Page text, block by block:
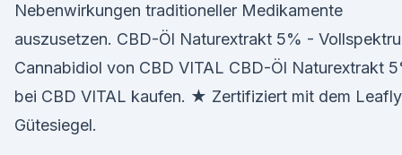
Nebenwirkungen traditioneller Medikamente
auszusetzen. CBD-Öl Naturextrakt 5% -
Cannabidiol von CBD VITAL CBD-Öl Naturextrakt
bei CBD VITAL kaufen. ★ Zertifiziert mit dem Leafly
Gütesiegel.